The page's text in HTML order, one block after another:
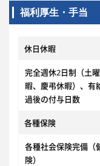
福利厚生・手当
休日休暇
完全週休2日制（土
暇、慶弔休暇）、
過後の付与日数
各種保険
各種社会保険完備（
険）